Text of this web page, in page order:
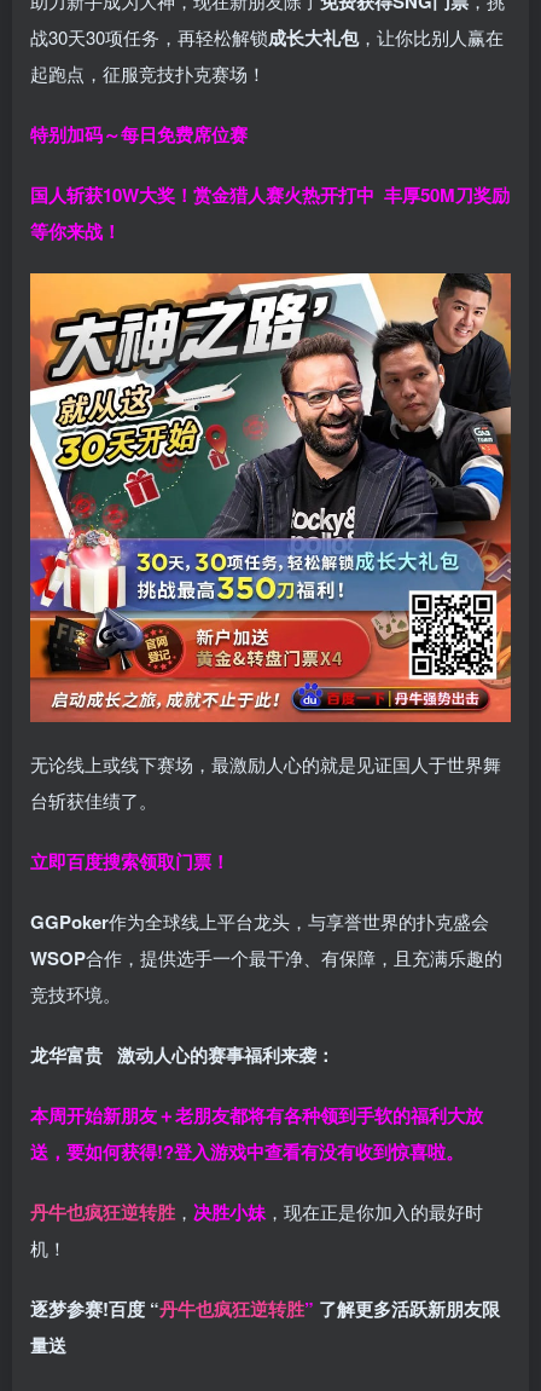
战30天30项任务，再轻松解锁成长大礼包，让你比别人赢在
起跑点，征服竞技扑克赛场！
特别加码～每日免费席位赛
国人斩获10W大奖！ 赏金猎人赛火热开打中 丰厚50M刀奖励
等你来战！
无论线上或线下赛场，最激励人心的就是见证国人于世界舞
台斩获佳绩了。
立即百度搜索领取门票！
GGPoker作为全球线上平台龙头，与享誉世界的扑克盛会
WSOP合作，提供选手一个最干净、有保障，且充满乐趣的
竞技环境。
龙华富贵 激动人心的赛事福利来袭：
本周开始新朋友＋老朋友都将有各种领到手软的福利大放
送，要如何获得!?登入游戏中查看有没有收到惊喜啦。
丹牛也疯狂逆转胜， 决胜小妹，现在正是你加入的最好时
机！
逐梦参赛!百度 “丹牛也疯狂逆转胜” 了解更多活跃新朋友限
量送